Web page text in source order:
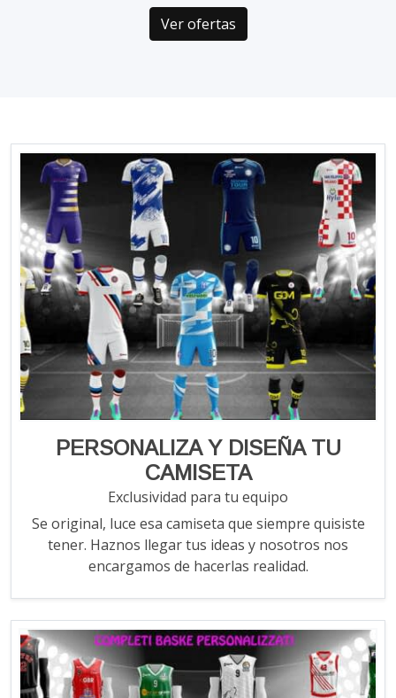
Ver ofertas
PERSONALIZA Y DISEÑA TU
CAMISETA
Exclusividad para tu equipo
Se original, luce esa camiseta que siempre quisiste
tener. Haznos llegar tus ideas y nosotros nos
encargamos de hacerlas realidad.